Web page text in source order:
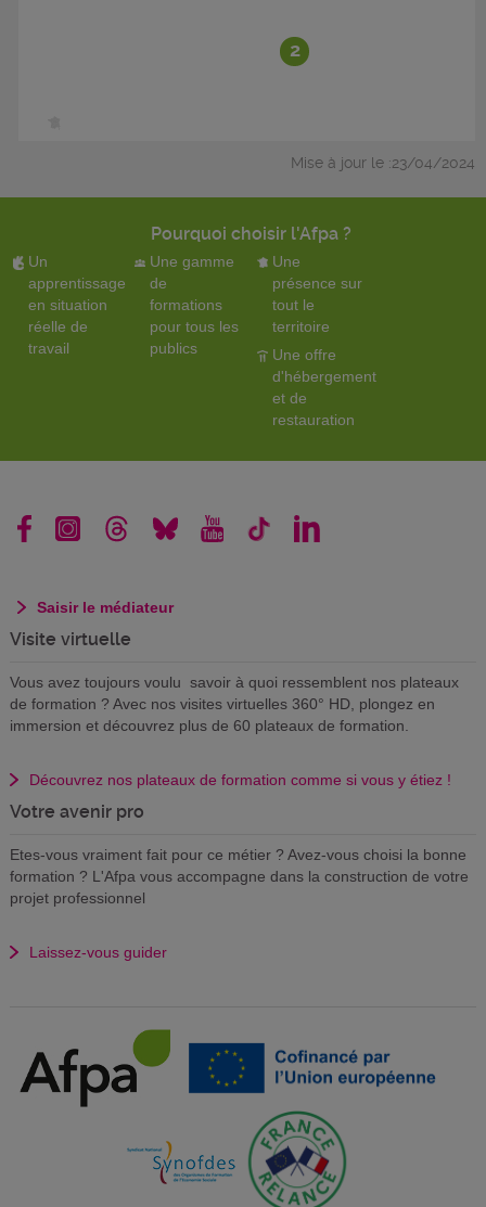
2
Mise à jour le :23/04/2024
Pourquoi choisir l'Afpa ?
Un
apprentissage
en situation
réelle de
travail
Une gamme
de
formations
pour tous les
publics
Une
présence sur
tout le
territoire
Une offre
d'hébergement
et de
restauration
Saisir le médiateur
Visite virtuelle
Vous avez toujours voulu savoir à quoi ressemblent nos plateaux
de formation ? Avec nos visites virtuelles 360° HD, plongez en
immersion et découvrez plus de 60 plateaux de formation.
Découvrez nos plateaux de formation comme si vous y étiez !
Votre avenir pro
Etes-vous vraiment fait pour ce métier ? Avez-vous choisi la bonne
formation ? L'Afpa vous accompagne dans la construction de votre
projet professionnel
Laissez-vous guider